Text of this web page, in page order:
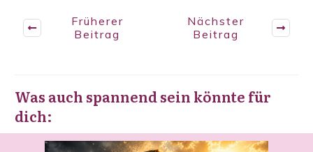
Früherer
Beitrag
Nächster
Beitrag
Was auch spannend sein könnte für
dich: